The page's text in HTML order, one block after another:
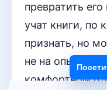
превратить
учат книги, по
признать, но
не на опыте
комфортном